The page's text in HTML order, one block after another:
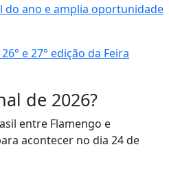
do ano e amplia oportunidade
e 27° edição da Feira
de 2026?
entre Flamengo e
acontecer no dia 24 de